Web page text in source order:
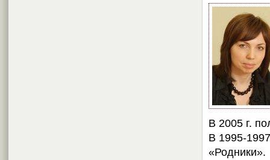
В 2005 г.
В 1995-
«Родники».